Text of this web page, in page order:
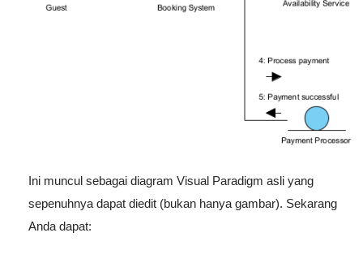
Ini muncul sebagai diagram Visual Paradigm asli yang
sepenuhnya dapat diedit (bukan hanya gambar). Sekarang
Anda dapat: